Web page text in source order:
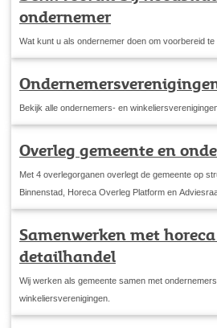
ondernemer
Wat kunt u als ondernemer doen om voorbereid
Bekijk alle ondernemers- en
Overleg gemeente en
Met 4 overlegorganen overlegt de gemeente op
Binnenstad, Horeca Overleg Platform en
Samenwerken met
detailhandel
Wij werken als gemeente samen met
winkeliersverenigingen.